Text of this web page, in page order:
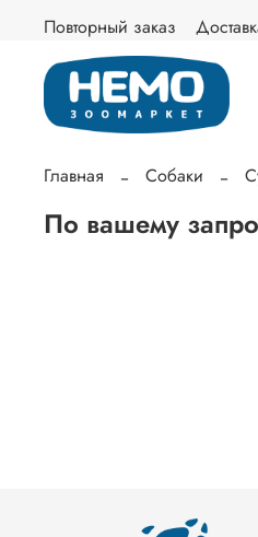
Повторный заказ
Главная Собаки
По вашему